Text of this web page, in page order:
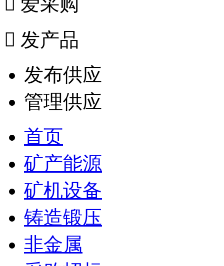
 发产品
发布供应
管理供应
首页
矿产能源
矿机设备
铸造锻压
非金属